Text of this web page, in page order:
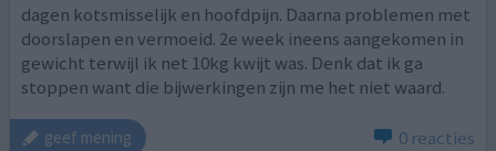
dagen kotsmisselijk en hoofdpijn. Daarna problemen met
doorslapen en vermoeid. 2e week ineens aangekomen in
gewicht terwijl ik net 10kg kwijt was. Denk dat ik ga
stoppen want die bijwerkingen zijn me het niet waard.
geef mening 0 reacties